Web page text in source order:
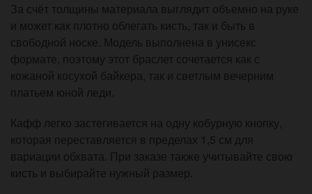
За счёт толщины материала выглядит объемно на руке
и может как плотно облегать кисть, так и быть в
свободной носке. Модель выполнена в унисекс
формате, поэтому этот браслет сочетается как с
кожаной косухой байкера, так и светлым вечерним
платьем юной леди.
Кафф легко застегивается на одну кобурную кнопку,
которая переставляется в пределах 1,5 см для
вариации обхвата. При заказе также учитывайте свою
кисть и выбирайте нужный размер.